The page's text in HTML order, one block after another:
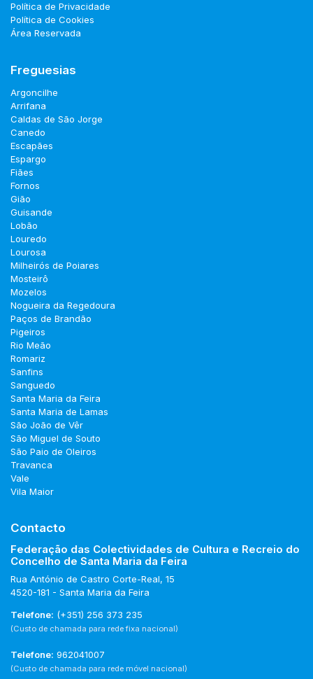
Política de Privacidade
Política de Cookies
Área Reservada
Freguesias
Argoncilhe
Arrifana
Caldas de São Jorge
Canedo
Escapães
Espargo
Fiães
Fornos
Gião
Guisande
Lobão
Louredo
Lourosa
Milheirós de Poiares
Mosteirô
Mozelos
Nogueira da Regedoura
Paços de Brandão
Pigeiros
Rio Meão
Romariz
Sanfins
Sanguedo
Santa Maria da Feira
Santa Maria de Lamas
São João de Vêr
São Miguel de Souto
São Paio de Oleiros
Travanca
Vale
Vila Maior
Contacto
Federação das Colectividades de Cultura e Recreio do
Concelho de Santa Maria da Feira
Rua António de Castro Corte-Real, 15
4520-181 - Santa Maria da Feira
Telefone: (+351) 256 373 235
(Custo de chamada para rede fixa nacional)
Telefone: 962041007
(Custo de chamada para rede móvel nacional)